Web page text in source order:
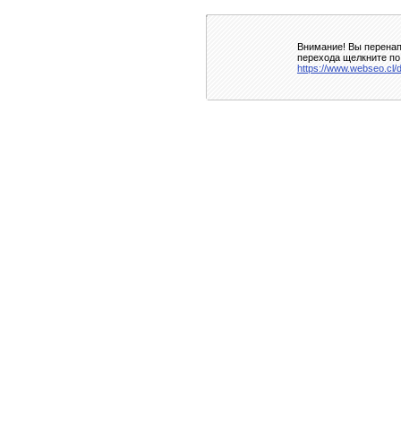
Внимание! Вы
перехода щелкните
https://www.webseo.cl/